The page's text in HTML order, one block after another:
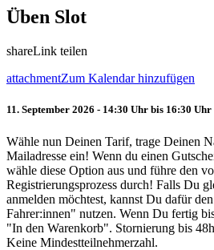
Üben Slot
shareLink teilen
attachmentZum Kalendar hinzufügen
11. September 2026 - 14:30 Uhr bis 16:30 Uhr
Wähle nun Deinen Tarif, trage Deinen
Mailadresse ein! Wenn du einen
wähle diese Option aus und führe den
Registrierungsprozess durch! Falls Du
anmelden möchtest, kannst Du dafür
Fahrer:innen" nutzen. Wenn Du fertig
"In den Warenkorb". Stornierung bis
Keine Mindestteilnehmerzahl.